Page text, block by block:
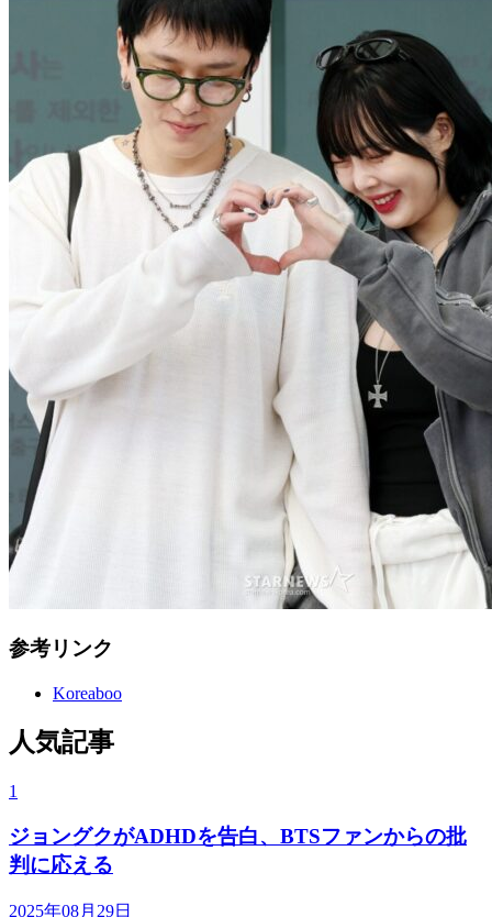
参考リンク
Koreaboo
人気記事
1
ジョングクがADHDを告白、BTSファンからの批
判に応える
2025年08月29日